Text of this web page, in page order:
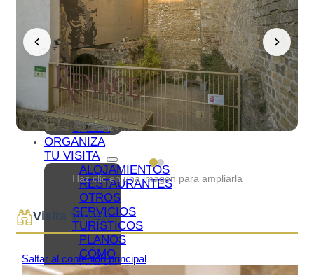
EN
BAEZA
TURISMO
FAMILIAR
EN
BAEZA
REDES
COLABORATIVAS
BAEZA
ORGANIZA
TU VISITA
ALOJAMIENTOS
RESTAURANTES
OTROS
SERVICIOS
TURÍSTICOS
PLANOS
CÓMO
LLEGAR
Haz clic en una imagen para ampliarla
Visita Virtual